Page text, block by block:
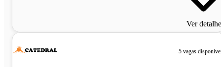
Ver
5 vagas